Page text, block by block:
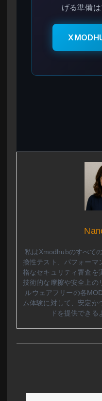
げる準備
私はXmodhubのすべて
換性テスト、パフォーマ
格なセキュリティ審査を
技術的な摩擦や安全上の
ルウェアフリーの各
ム体験に対して、安定か
ドを提供できる